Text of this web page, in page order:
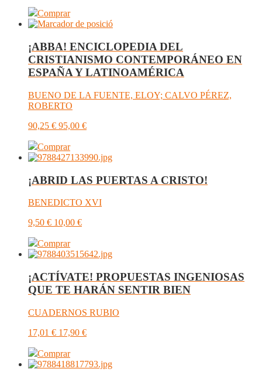
Comprar
¡ABBA! ENCICLOPEDIA DEL
CRISTIANISMO CONTEMPORÁNEO EN
ESPAÑA Y LATINOAMÉRICA
BUENO DE LA FUENTE, ELOY; CALVO PÉREZ,
ROBERTO
90,25 € 95,00 €
Comprar
¡ABRID LAS PUERTAS A CRISTO!
BENEDICTO XVI
9,50 € 10,00 €
Comprar
¡ACTÍVATE! PROPUESTAS INGENIOSAS
QUE TE HARÁN SENTIR BIEN
CUADERNOS RUBIO
17,01 € 17,90 €
Comprar